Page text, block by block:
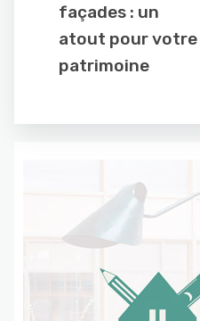
façades : un
atout pour votre
patrimoine